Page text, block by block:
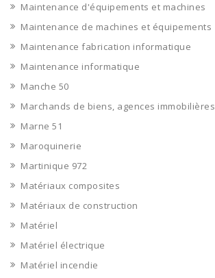
Maintenance d'équipements et machines
Maintenance de machines et équipements
Maintenance fabrication informatique
Maintenance informatique
Manche 50
Marchands de biens, agences immobilières
Marne 51
Maroquinerie
Martinique 972
Matériaux composites
Matériaux de construction
Matériel
Matériel électrique
Matériel incendie